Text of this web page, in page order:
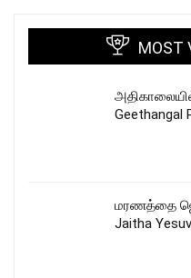
MOST
Geethangal
மரணத்தை
Jaitha